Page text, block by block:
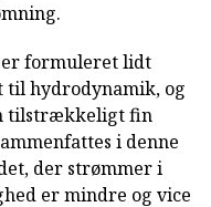
formuleret lidt
til hydrodynamik, og
tilstrækkeligt fin
i denne
der strømmer i
er mindre og vice